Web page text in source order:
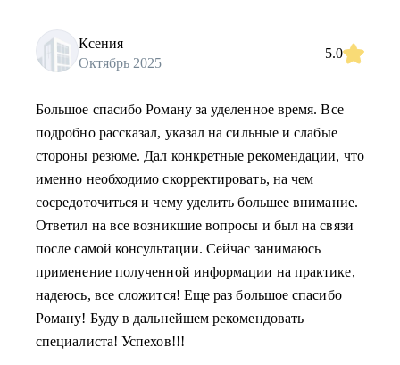
Ксения
Октябрь 2025
5.0
Большое спасибо Роману за уделенное время. Все
подробно рассказал, указал на сильные и слабые
стороны резюме. Дал конкретные рекомендации, что
именно необходимо скорректировать, на чем
сосредоточиться и чему уделить большее внимание.
Ответил на все возникшие вопросы и был на связи
после самой консультации. Сейчас занимаюсь
применение полученной информации на практике,
надеюсь, все сложится! Еще раз большое спасибо
Роману! Буду в дальнейшем рекомендовать
специалиста! Успехов!!!